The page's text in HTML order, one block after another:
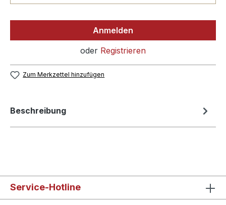
Anmelden
oder Registrieren
Zum Merkzettel hinzufügen
Beschreibung
Service-Hotline